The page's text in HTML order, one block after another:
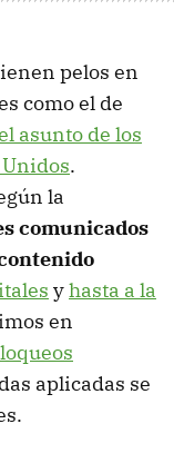
pelos en
como el de
asunto de los
.
la
comunicados
yhasta a la
en
aplicadas se